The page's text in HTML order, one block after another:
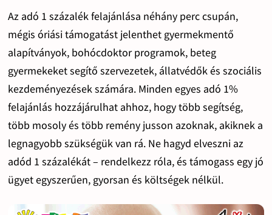
Az adó 1 százalék felajánlása néhány perc csupán,
mégis óriási támogatást jelenthet gyermekmentő
alapítványok, bohócdoktor programok, beteg
gyermekeket segítő szervezetek, állatvédők és szociális
kezdeményezések számára. Minden egyes adó 1%
felajánlás hozzájárulhat ahhoz, hogy több segítség,
több mosoly és több remény jusson azoknak, akiknek a
legnagyobb szükségük van rá. Ne hagyd elveszni az
adód 1 százalékát – rendelkezz róla, és támogass egy jó
ügyet egyszerűen, gyorsan és költségek nélkül.